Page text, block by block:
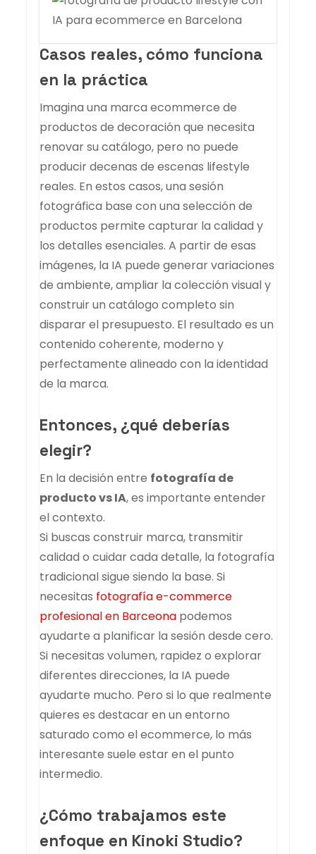
Casos reales, cómo funciona
en la práctica
Imagina una marca ecommerce de
productos de decoración que necesita
renovar su catálogo, pero no puede
producir decenas de escenas lifestyle
reales. En estos casos, una sesión
fotográfica base con una selección de
productos permite capturar la calidad y
los detalles esenciales. A partir de esas
imágenes, la IA puede generar variaciones
de ambiente, ampliar la colección visual y
construir un catálogo completo sin
disparar el presupuesto. El resultado es un
contenido coherente, moderno y
perfectamente alineado con la identidad
de la marca.
Entonces, ¿qué deberías
elegir?
En la decisión entre fotografía de
producto vs IA, es importante entender
el contexto.
Si buscas construir marca, transmitir
calidad o cuidar cada detalle, la fotografía
tradicional sigue siendo la base. Si
necesitas fotografía e-commerce
profesional en Barceona podemos
ayudarte a planificar la sesión desde cero.
Si necesitas volumen, rapidez o explorar
diferentes direcciones, la IA puede
ayudarte mucho. Pero si lo que realmente
quieres es destacar en un entorno
saturado como el ecommerce, lo más
interesante suele estar en el punto
intermedio.
¿Cómo trabajamos este
enfoque en Kinoki Studio?